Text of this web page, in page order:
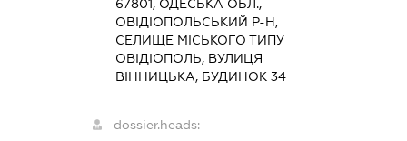
67801, ОДЕСЬКА ОБЛ.,
ОВІДІОПОЛЬСЬКИЙ Р-Н,
СЕЛИЩЕ МІСЬКОГО ТИПУ
ОВІДІОПОЛЬ, ВУЛИЦЯ
ВІННИЦЬКА, БУДИНОК 34
dossier.heads: